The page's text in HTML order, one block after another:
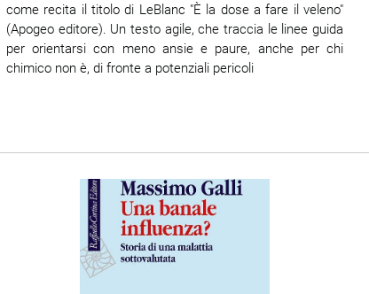
come recita il titolo di LeBlanc "È la dose a fare il veleno"
(Apogeo editore). Un testo agile, che traccia le linee guida
per orientarsi con meno ansie e paure, anche per chi
chimico non è, di fronte a potenziali pericoli